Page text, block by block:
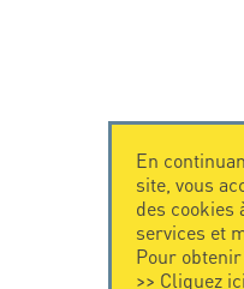
En
site, vous
des cookies
services et
Pour
>> Cliquez ici